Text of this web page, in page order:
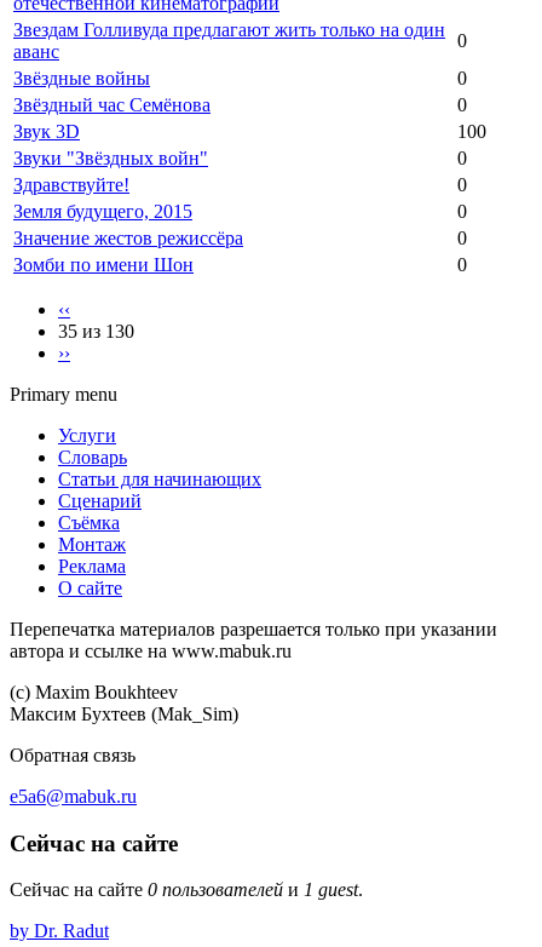
Звездам Голливуда предлагают жить только на один
аванс
0
Звёздные войны
0
Звёздный час Семёнова
0
Звук 3D
100
Звуки "Звёздных войн"
0
Здравствуйте!
0
Земля будущего, 2015
0
Значение жестов режиссёра
0
Зомби по имени Шон
0
‹‹
35 из 130
››
Primary menu
Услуги
Словарь
Статьи для начинающих
Сценарий
Съёмка
Монтаж
Реклама
О сайте
Перепечатка материалов разрешается только при указании
автора и ссылке на www.mabuk.ru
(c) Maхim Boukhteev
Максим Бухтеев (Mak_Sim)
Обратная связь
e5a6@mabuk.ru
Сейчас на сайте
Сейчас на сайте 0 пользователей и 1 guest.
by Dr. Radut